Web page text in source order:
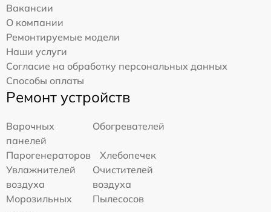
Вакансии
О компании
Ремонтируемые модели
Наши услуги
Согласие на обработку персональных данных
Способы оплаты
Ремонт устройств
Варочных
панелей
Обогревателей
Парогенераторов
Хлебопечек
Увлажнителей
воздуха
Очистителей
воздуха
Морозильных
Пылесосов